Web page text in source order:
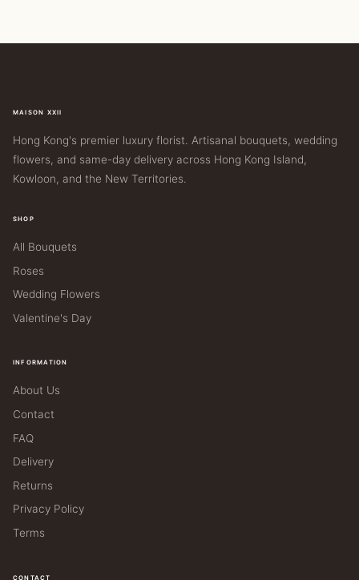
MAISON XXII
Hong Kong's premier luxury florist. Artisanal bouquets, wedding
flowers, and same-day delivery across Hong Kong Island,
Kowloon, and the New Territories.
SHOP
All Bouquets
Roses
Wedding Flowers
Valentine's Day
INFORMATION
About Us
Contact
FAQ
Delivery
Returns
Privacy Policy
Terms
CONTACT